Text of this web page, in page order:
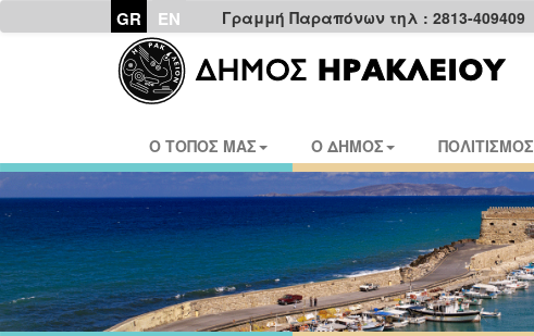
GR EN Γραμμή Παραπόνων τηλ : 2813-409409
Ο ΤΟΠΟΣ ΜΑΣ Ο ΔΗΜΟΣ ΠΟΛΙΤΙΣΜΟΣ